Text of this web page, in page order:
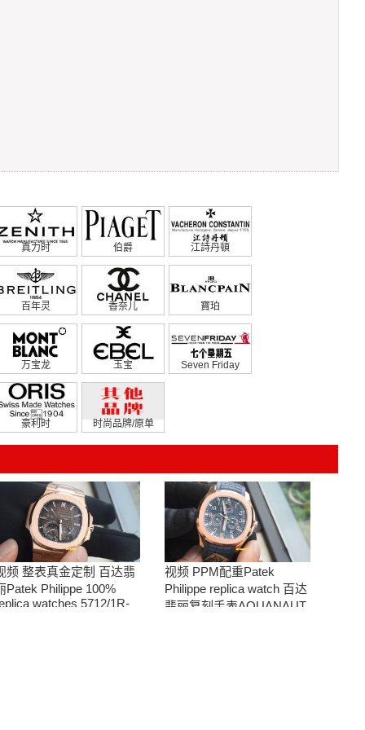
真力时 伯爵 江詩丹頓
百年灵 香奈儿 寶珀
万宝龙 玉宝 Seven Friday
豪利时 时尚品牌/原单
频 整表真金定制 百达翡
Patek Philippe 100%
watches 5712/1R-
视频 PPM配重Patek
Philippe replica watch 百达
翡丽复刻手表AQUANAUT